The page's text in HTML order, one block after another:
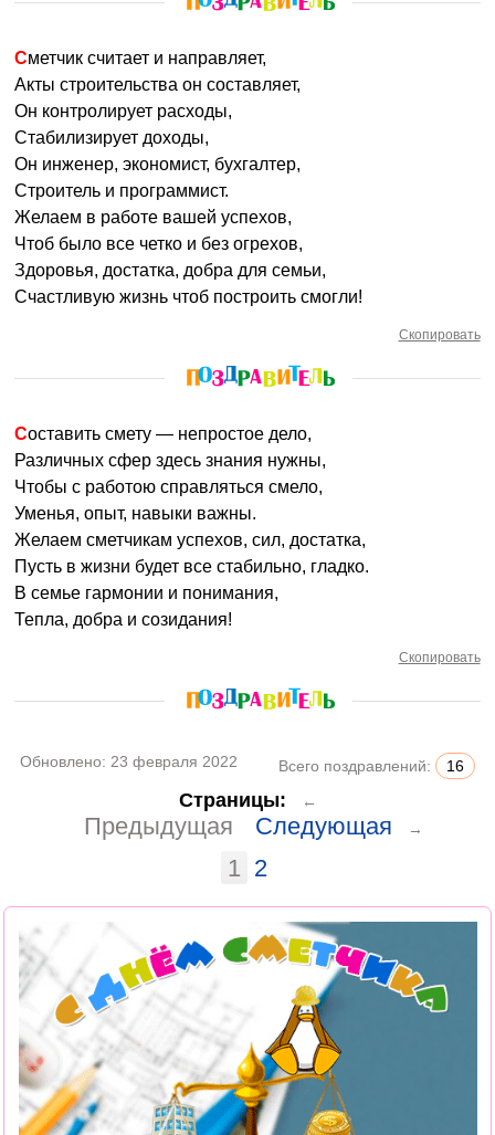
Сметчик считает и направляет,
Акты строительства он составляет,
Он контролирует расходы,
Стабилизирует доходы,
Он инженер, экономист, бухгалтер,
Строитель и программист.
Желаем в работе вашей успехов,
Чтоб было все четко и без огрехов,
Здоровья, достатка, добра для семьи,
Счастливую жизнь чтоб построить смогли!
Скопировать
Составить смету — непроcтое дело,
Различных сфер здесь знания нужны,
Чтобы с работою справляться смело,
Уменья, опыт, навыки важны.
Желаем сметчикам успехов, сил, достатка,
Пусть в жизни будет все стабильно, гладко.
В семье гармонии и понимания,
Тепла, добра и созидания!
Скопировать
Обновлено: 23 февраля 2022 Всего поздравлений: 16
Страницы: ←
Предыдущая Следующая →
1 2